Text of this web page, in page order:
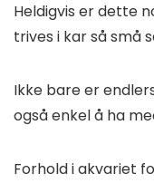
Heldigvis er dette
trives i kar så små
Ikke bare er
også enkel å ha
Forhold i akvariet